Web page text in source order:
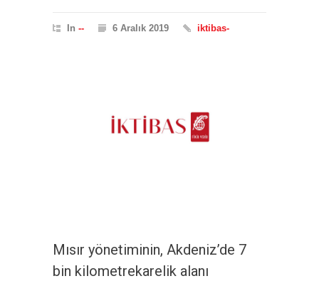
In -- 6 Aralık 2019 iktibas-
Mısır yönetiminin, Akdeniz’de 7
bin kilometrekarelik alanı